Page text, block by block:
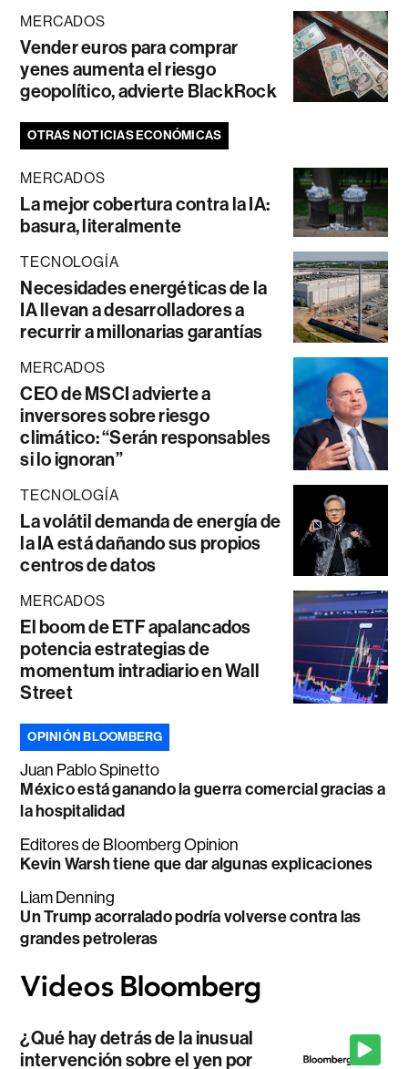
MERCADOS
Vender euros para comprar
yenes aumenta el riesgo
geopolítico, advierte BlackRock
OTRAS NOTICIAS ECONÓMICAS
MERCADOS
La mejor cobertura contra la IA:
basura, literalmente
TECNOLOGÍA
Necesidades energéticas de la
IA llevan a desarrolladores a
recurrir a millonarias garantías
MERCADOS
CEO de MSCI advierte a
inversores sobre riesgo
climático: “Serán responsables
si lo ignoran”
TECNOLOGÍA
La volátil demanda de energía de
la IA está dañando sus propios
centros de datos
MERCADOS
El boom de ETF apalancados
potencia estrategias de
momentum intradiario en Wall
Street
OPINIÓN BLOOMBERG
Juan Pablo Spinetto
México está ganando la guerra comercial gracias a
la hospitalidad
Editores de Bloomberg Opinion
Kevin Warsh tiene que dar algunas explicaciones
Liam Denning
Un Trump acorralado podría volverse contra las
grandes petroleras
¿Qué hay detrás de la inusual
intervención sobre el yen por